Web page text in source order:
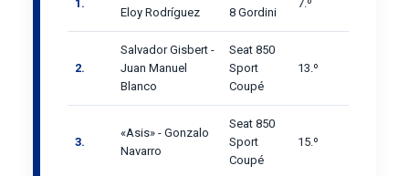
1.
Eloy Rodríguez
8 Gordini
7.º
2.
Salvador Gisbert -
Juan Manuel
Blanco
Seat 850
Sport
Coupé
13.º
3.
«Asis» - Gonzalo
Navarro
Seat 850
Sport
Coupé
15.º